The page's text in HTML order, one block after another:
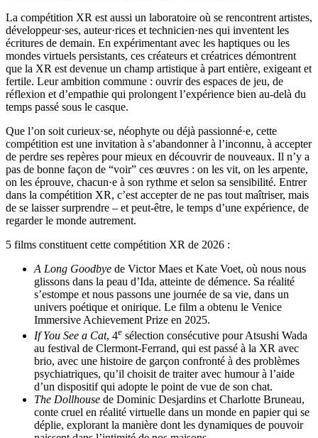
La compétition XR est aussi un laboratoire où se rencontrent artistes,
développeur·ses, auteur·rices et technicien·nes qui inventent les
écritures de demain. En expérimentant avec les haptiques ou les
mondes virtuels persistants, ces créateurs et créatrices démontrent
que la XR est devenue un champ artistique à part entière, exigeant et
fertile. Leur ambition commune : ouvrir des espaces de jeu, de
réflexion et d’empathie qui prolongent l’expérience bien au-delà du
temps passé sous le casque.​
Que l’on soit curieux·se, néophyte ou déjà passionné·e, cette
compétition est une invitation à s’abandonner à l’inconnu, à accepter
de perdre ses repères pour mieux en découvrir de nouveaux. Il n’y a
pas de bonne façon de “voir” ces œuvres : on les vit, on les arpente,
on les éprouve, chacun·e à son rythme et selon sa sensibilité. Entrer
dans la compétition XR, c’est accepter de ne pas tout maîtriser, mais
de se laisser surprendre – et peut-être, le temps d’une expérience, de
regarder le monde autrement.
5 films constituent cette compétition XR de 2026 :
A Long Goodbye de Victor Maes et Kate Voet, où nous nous
glissons dans la peau d’Ida, atteinte de démence. Sa réalité
s’estompe et nous passons une journée de sa vie, dans un
univers poétique et onirique. Le film a obtenu le Venice
Immersive Achievement Prize en 2025.
If You See a Cat, 4e sélection consécutive pour Atsushi Wada
au festival de Clermont-Ferrand, qui est passé à la XR avec
brio, avec une histoire de garçon confronté à des problèmes
psychiatriques, qu’il choisit de traiter avec humour à l’aide
d’un dispositif qui adopte le point de vue de son chat.
The Dollhouse de Dominic Desjardins et Charlotte Bruneau,
conte cruel en réalité virtuelle dans un monde en papier qui se
déplie, explorant la manière dont les dynamiques de pouvoir